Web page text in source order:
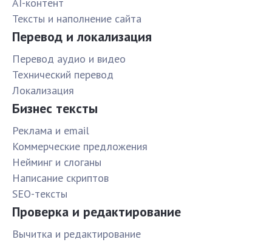
AI-контент
Тексты и наполнение сайта
Перевод и локализация
Перевод аудио и видео
Технический перевод
Локализация
Бизнес тексты
Реклама и email
Коммерческие предложения
Нейминг и слоганы
Написание скриптов
SEO-тексты
Проверка и редактирование
Вычитка и редактирование